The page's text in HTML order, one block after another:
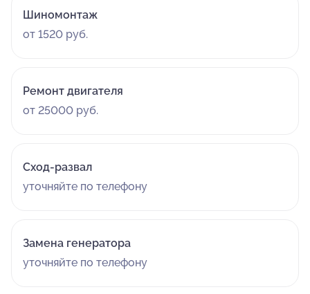
Шиномонтаж
от 1520 руб.
Ремонт двигателя
от 25000 руб.
Сход-развал
уточняйте по телефону
Замена генератора
уточняйте по телефону